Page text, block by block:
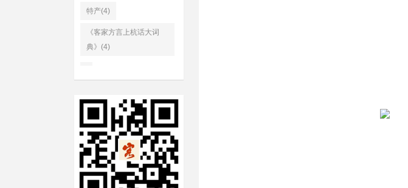
特产(4)
《客家方言上杭话大词
典》(4)